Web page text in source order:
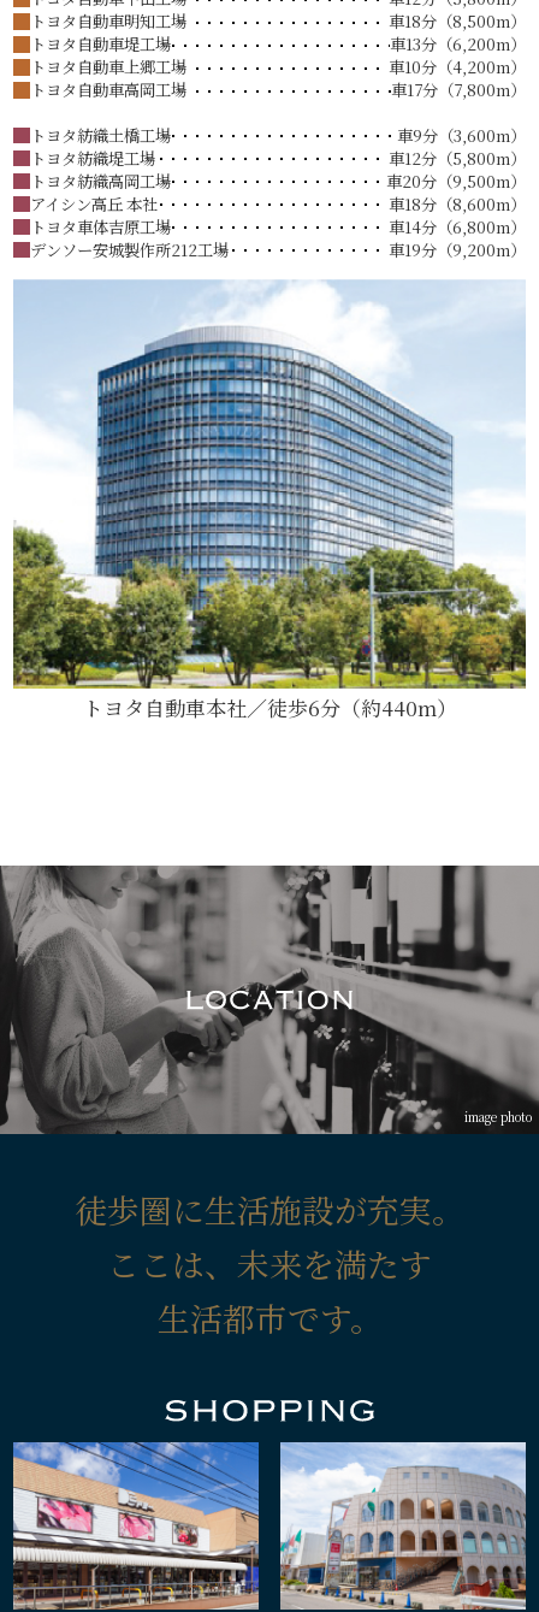
トヨタ自動車明知工場
車18分（8,500m）
トヨタ自動車堤工場
車13分（6,200m）
トヨタ自動車上郷工場
車10分（4,200m）
トヨタ自動車高岡工場
車17分（7,800m）
トヨタ紡織土橋工場
車9分（3,600m）
トヨタ紡織堤工場
車12分（5,800m）
トヨタ紡織高岡工場
車20分（9,500m）
アイシン高丘 本社
車18分（8,600m）
トヨタ車体吉原工場
車14分（6,800m）
デンソー安城製作所212工場
車19分（9,200m）
トヨタ自動車本社／徒歩6分（約440m）
image photo
徒歩圏に生活施設が充実。
ここは、未来を満たす
生活都市です。